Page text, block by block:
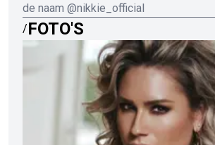
de naam @nikkie_official
/FOTO'S